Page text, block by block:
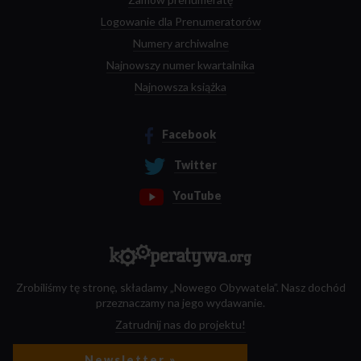
Logowanie dla Prenumeratorów
Numery archiwalne
Najnowszy numer kwartalnika
Najnowsza książka
Facebook
Twitter
YouTube
Zrobiliśmy tę stronę, składamy „Nowego Obywatela”. Nasz dochód
przeznaczamy na jego wydawanie.
Zatrudnij nas do projektu!